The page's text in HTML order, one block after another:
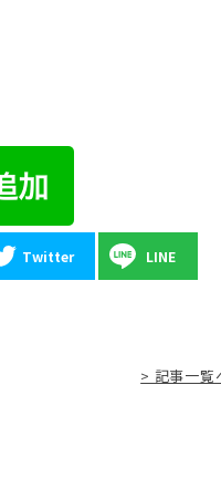
Twitter LINE
> 記事一覧